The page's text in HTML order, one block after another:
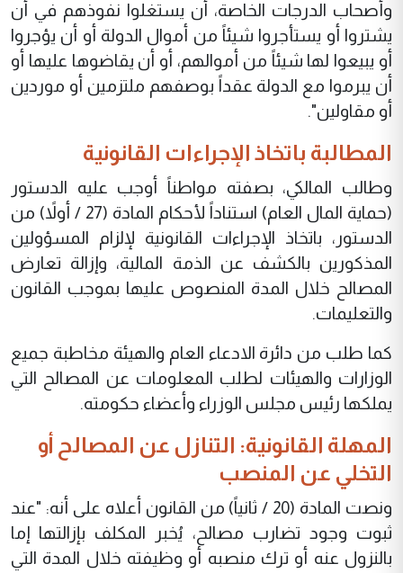
وأصحاب الدرجات الخاصة، أن يستغلوا نفوذهم في أن
يشتروا أو يستأجروا شيئاً من أموال الدولة أو أن يؤجروا
أو يبيعوا لها شيئاً من أموالهم، أو أن يقاضوها عليها أو
أن يبرموا مع الدولة عقداً بوصفهم ملتزمين أو موردين
أو مقاولين".
المطالبة باتخاذ الإجراءات القانونية
وطالب المالكي، بصفته مواطناً أوجب عليه الدستور
(حماية المال العام) استناداً لأحكام المادة (27 / أولاً) من
الدستور، باتخاذ الإجراءات القانونية لإلزام المسؤولين
المذكورين بالكشف عن الذمة المالية، وإزالة تعارض
المصالح خلال المدة المنصوص عليها بموجب القانون
والتعليمات.
كما طلب من دائرة الادعاء العام والهيئة مخاطبة جميع
الوزارات والهيئات لطلب المعلومات عن المصالح التي
يملكها رئيس مجلس الوزراء وأعضاء حكومته.
المهلة القانونية: التنازل عن المصالح أو
التخلي عن المنصب
ونصت المادة (20 / ثانياً) من القانون أعلاه على أنه: "عند
ثبوت وجود تضارب مصالح، يُخبر المكلف بإزالتها إما
بالنزول عنه أو ترك منصبه أو وظيفته خلال المدة التي